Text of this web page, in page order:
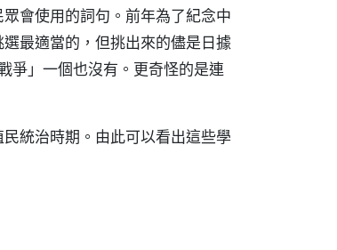
會使用的詞句。前年為了紀念中
最適當的，但挑出來的儘是日據
爭」一個也沒有。更奇怪的是連
統治時期。由此可以看出這些學